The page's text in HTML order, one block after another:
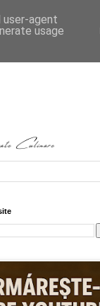
user-agent
usage